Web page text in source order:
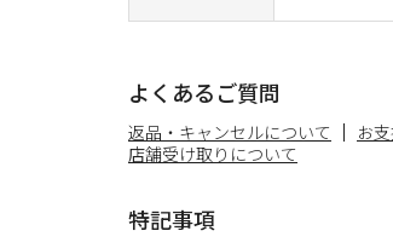
よくあるご質問
返品・キャンセルについて お
店舗受け取りについて
特記事項